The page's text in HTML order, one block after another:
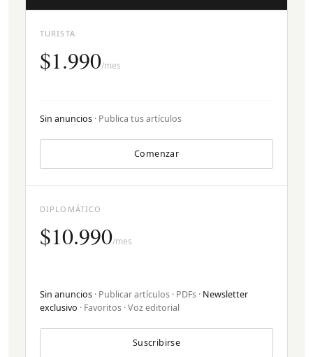
TURISTA
$1.990/mes
Sin anuncios · Publica tus artículos
Comenzar
DIPLOMÁTICO
$10.990/mes
Sin anuncios · Publicar artículos · PDFs · Newsletter
exclusivo · Favoritos · Voz editorial
Suscribirse